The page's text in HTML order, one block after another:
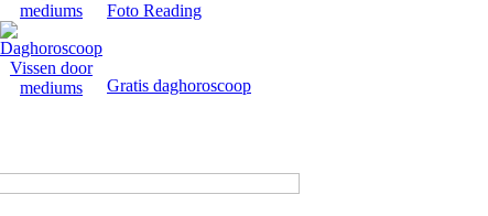
Foto Reading
Gratis daghoroscoop